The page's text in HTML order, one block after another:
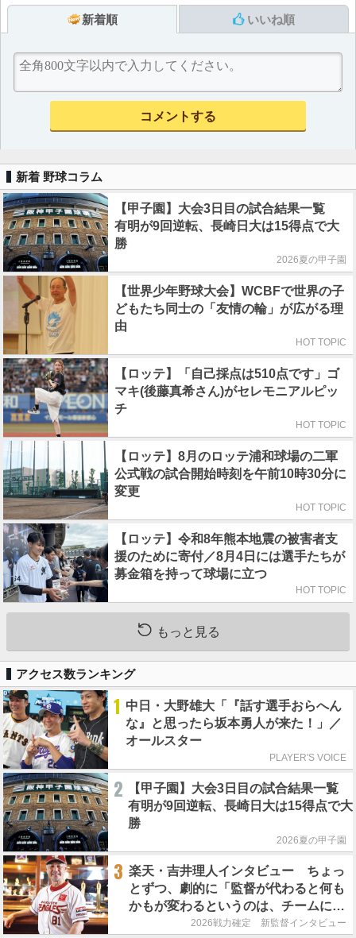
新着順 いいね順
新着 野球コラム
【甲子園】大会3日目の試合結果一覧
有明が9回逆転、長崎日大は15得点で大
勝
2026夏の甲子園
【世界少年野球大会】WCBFで世界の子
どもたち同士の「友情の輪」が広がる理
由
HOT TOPIC
【ロッテ】「自己採点は510点です」ゴ
マキ(後藤真希さん)がセレモニアルピッ
チ
HOT TOPIC
【ロッテ】8月のロッテ浦和球場の二軍
公式戦の試合開始時刻を午前10時30分に
変更
HOT TOPIC
【ロッテ】令和8年熊本地震の被害者支
援のために寄付／8月4日には選手たちが
募金箱を持って球場に立つ
HOT TOPIC
もっと見る
アクセス数ランキング
1 中日・大野雄大「『話す選手おらへん
な』と思ったら坂本勇人が来た！」／
オールスター
PLAYER'S VOICE
2
【甲子園】大会3日目の試合結果一覧
有明が9回逆転、長崎日大は15得点で大
勝
2026夏の甲子園
3 楽天・吉井理人インタビュー ちょっ
とずつ、劇的に「監督が代わると何も
かもが変わるというのは、チームにと
って良くないことなんです」
2026戦力確定 新監督インタビュー